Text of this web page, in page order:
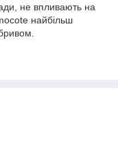
не впливають на
найбільш